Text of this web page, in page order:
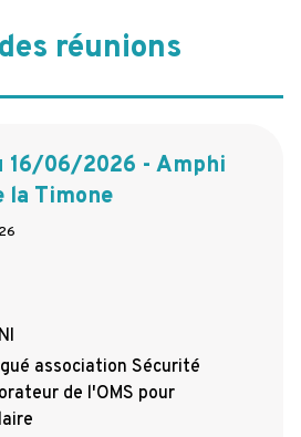
réunions
16/06/2026 - Amphi
la Timone
association Sécurité
de l'OMS pour